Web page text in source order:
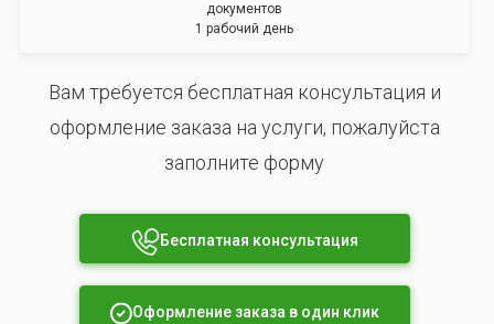
документов
1 рабочий день
Вам требуется бесплатная консультация и
оформление заказа на услуги, пожалуйста
заполните форму
Бесплатная консультация
Оформление заказа в один клик